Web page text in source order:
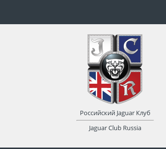
Российский Jaguar Клуб
Jaguar Club Russia